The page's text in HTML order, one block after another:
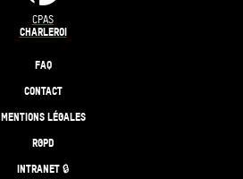
CPAS
CHARLEROI
FAQ
CONTACT
MENTIONS LÉGALES
RGPD
INTRANET 🔒